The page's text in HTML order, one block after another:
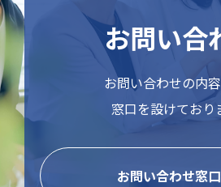
お問い合
お問い合わせの内
窓口を設けており
お問い合わせ窓